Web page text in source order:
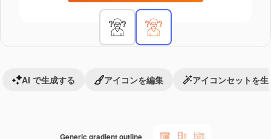
Generic gradient outline
AI で生成する アイコンを編集 アイコンセットを生